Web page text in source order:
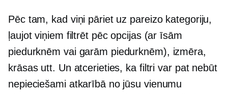
Pēc tam, kad viņi pāriet uz pareizo kategoriju,
ļaujot viņiem filtrēt pēc opcijas (ar īsām
piedurknēm vai garām piedurknēm), izmēra,
krāsas utt. Un atcerieties, ka filtri var pat nebūt
nepieciešami atkarībā no jūsu vienumu